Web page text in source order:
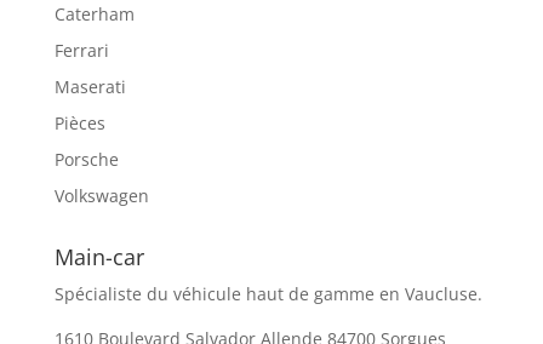
Caterham
Ferrari
Maserati
Pièces
Porsche
Volkswagen
Main-car
Spécialiste du véhicule haut de gamme en Vaucluse.
1610 Boulevard Salvador Allende 84700 Sorgues